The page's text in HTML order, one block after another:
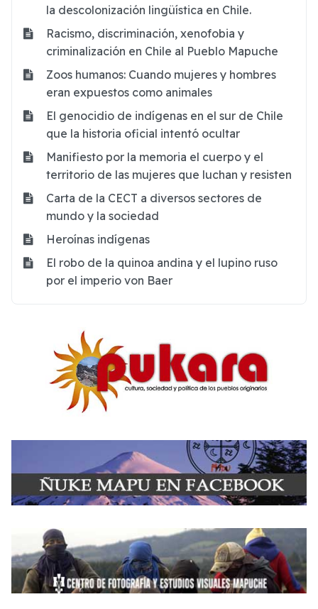
la descolonización lingüística en Chile.
Racismo, discriminación, xenofobia y
criminalización en Chile al Pueblo Mapuche
Zoos humanos: Cuando mujeres y hombres
eran expuestos como animales
El genocidio de indígenas en el sur de Chile
que la historia oficial intentó ocultar
Manifiesto por la memoria el cuerpo y el
territorio de las mujeres que luchan y resisten
Carta de la CECT a diversos sectores de
mundo y la sociedad
Heroínas indígenas
El robo de la quinoa andina y el lupino ruso
por el imperio von Baer